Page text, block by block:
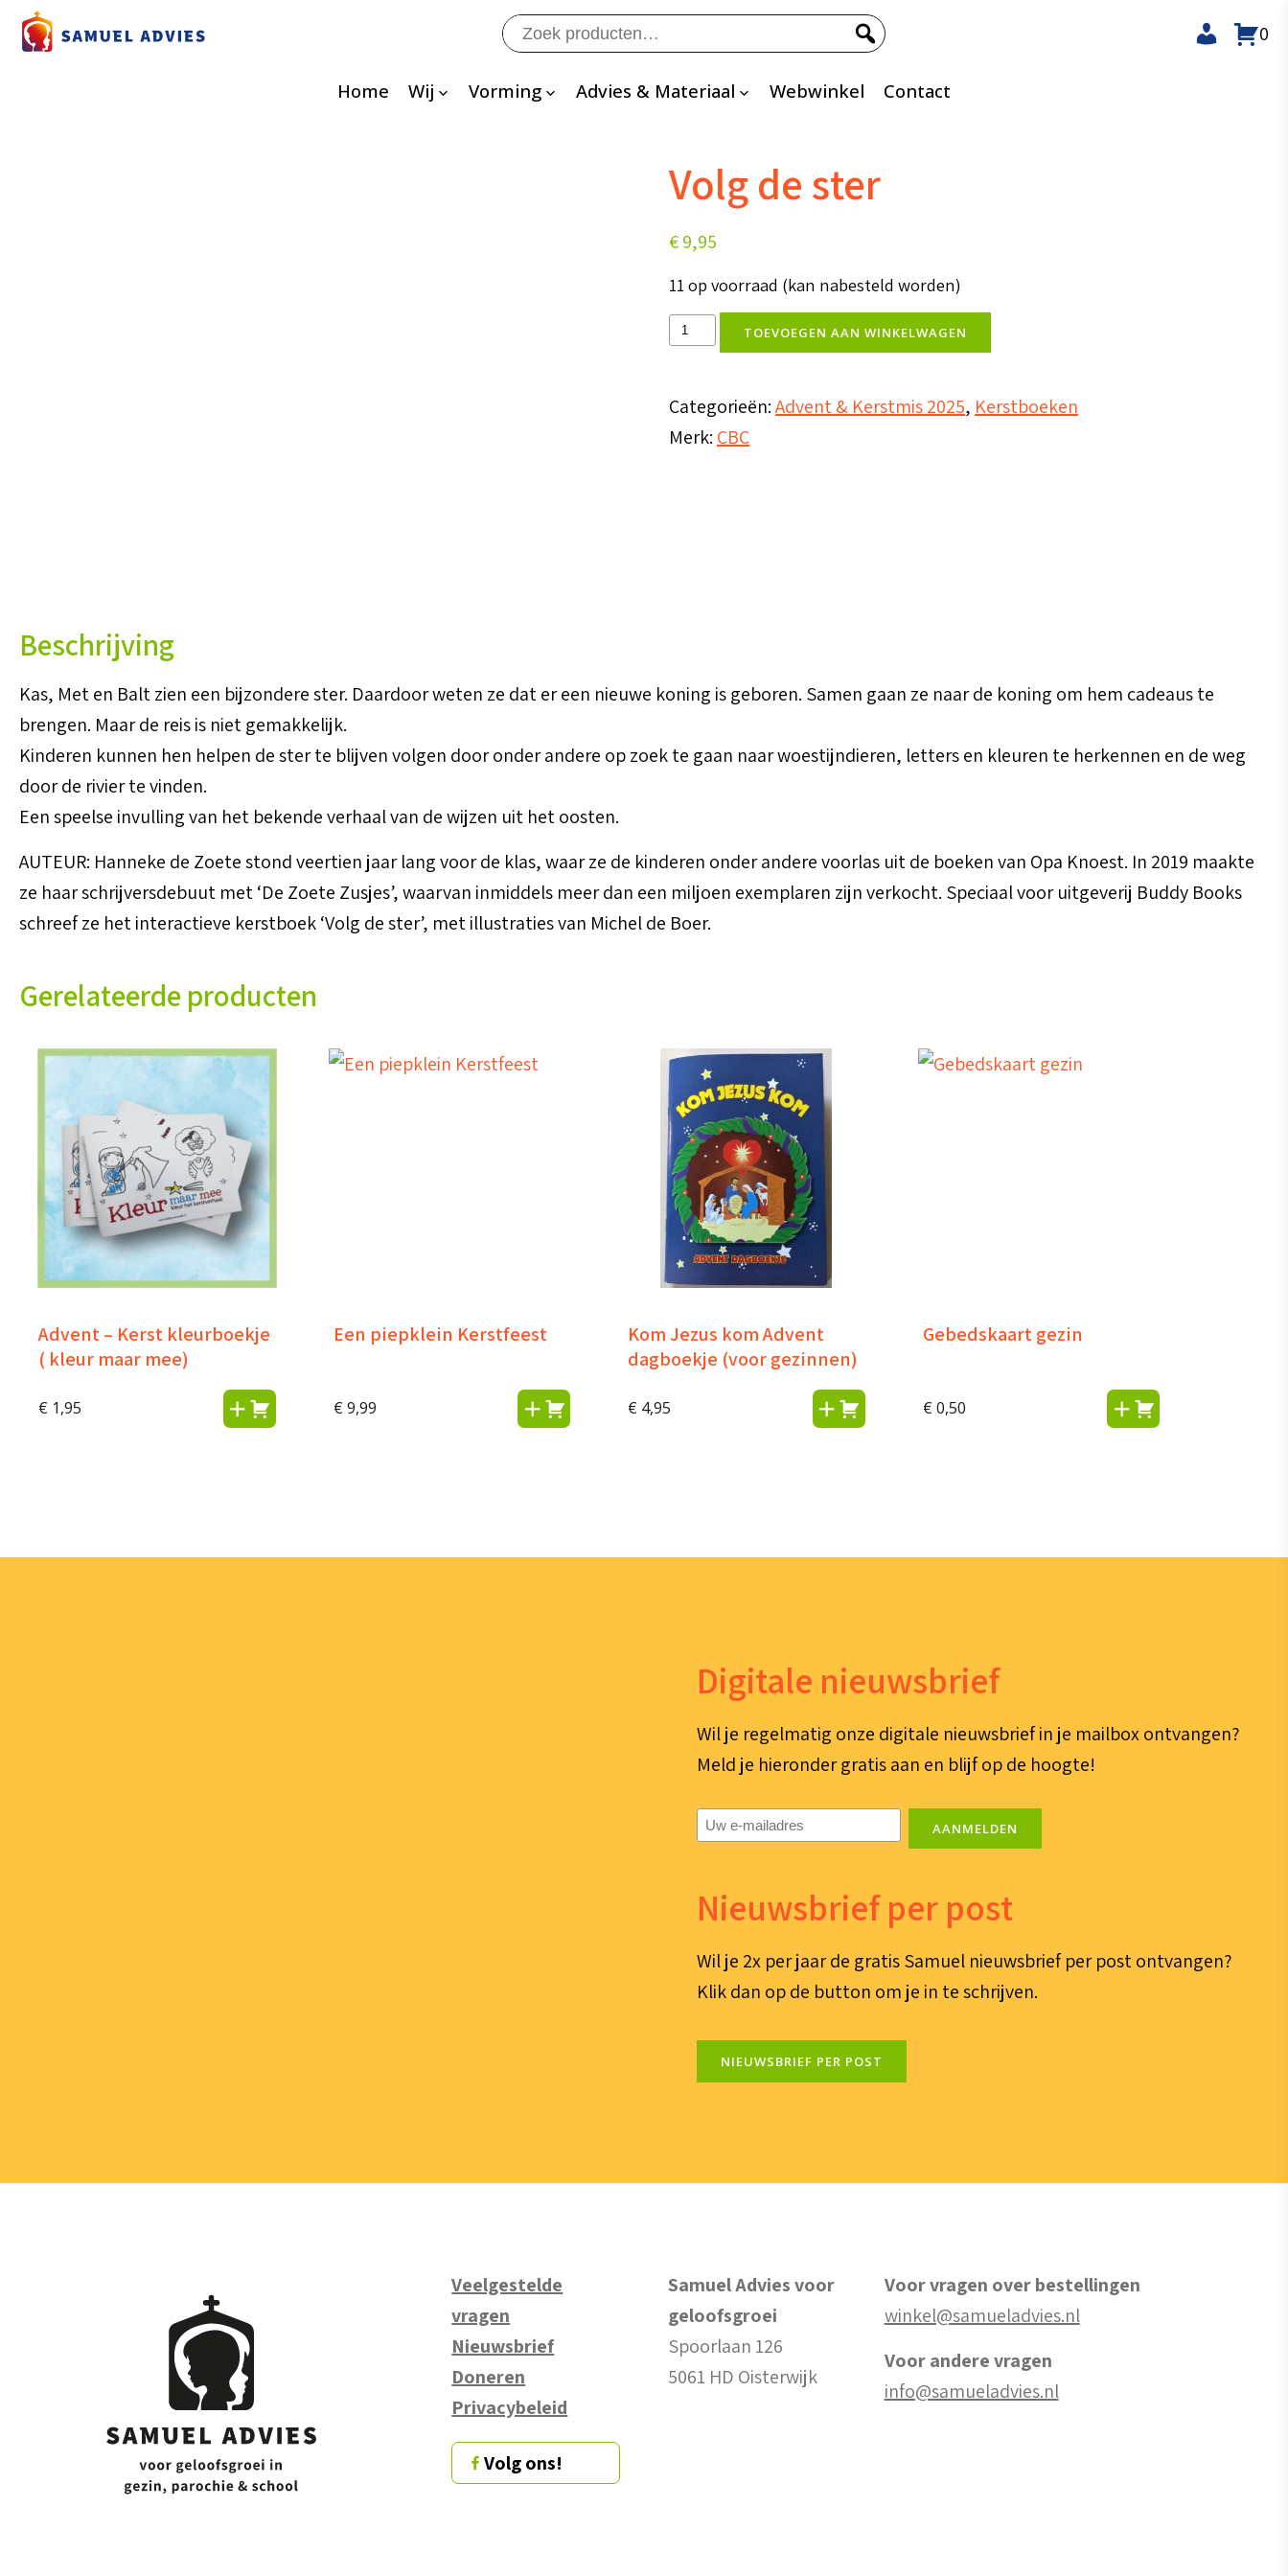
Zoeken
naar:
Home Wij Vorming Advies & Materiaal Webwinkel Contact
0
Volg de ster
€9,95
11 op voorraad (kan nabesteld worden)
Volg
aantal
TOEVOEGEN AAN WINKELWAGEN
Categorieën:Advent & Kerstmis 2025, Kerstboeken
Merk: CBC
Beschrijving
Kas, Met en Balt zien een bijzondere ster. Daardoor weten ze dat er een nieuwe koning is geboren. Samen gaan ze naar de koning om hem cadeaus te
brengen. Maar de reis is niet gemakkelijk.
Kinderen kunnen hen helpen de ster te blijven volgen door onder andere op zoek te gaan naar woestijndieren, letters en kleuren te herkennen en de weg
door de rivier te vinden.
Een speelse invulling van het bekende verhaal van de wijzen uit het oosten.
AUTEUR: Hanneke de Zoete stond veertien jaar lang voor de klas, waar ze de kinderen onder andere voorlas uit de boeken van Opa Knoest. In 2019 maakte
ze haar schrijversdebuut met ‘De Zoete Zusjes’, waarvan inmiddels meer dan een miljoen exemplaren zijn verkocht. Speciaal voor uitgeverij Buddy Books
schreef ze het interactieve kerstboek ‘Volg de ster’, met illustraties van Michel de Boer.
Gerelateerde producten
Advent – Kerst kleurboekje
( kleur maar mee)
€ 1,95
Een piepklein Kerstfeest
€ 9,99
Kom Jezus kom Advent
dagboekje (voor gezinnen)
€ 4,95
Gebedskaart gezin
€ 0,50
Digitale nieuwsbrief
Wil je regelmatig onze digitale nieuwsbrief in je mailbox ontvangen?
Meld je hieronder gratis aan en blijf op de hoogte!
E-
mailadres(Vereist)
AANMELDEN
Nieuwsbrief per post
Wil je 2x per jaar de gratis Samuel nieuwsbrief per post ontvangen?
Klik dan op de button om je in te schrijven.
NIEUWSBRIEF PER POST
Veelgestelde
vragen
Nieuwsbrief
Doneren
Privacybeleid
Volg ons!
Samuel Advies voor
geloofsgroei
Spoorlaan 126
5061 HD Oisterwijk
Voor vragen over bestellingen
winkel@samueladvies.nl
Voor andere vragen
info@samueladvies.nl